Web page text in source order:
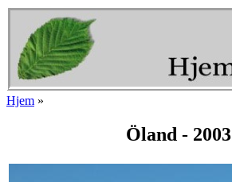
Gå til hovedindhold
Hjem »
Öland - 2003